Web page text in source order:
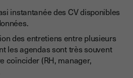
instantanée des CV disponibles
des entretiens entre plusieurs
les agendas sont très souvent
coïncider (RH, manager,